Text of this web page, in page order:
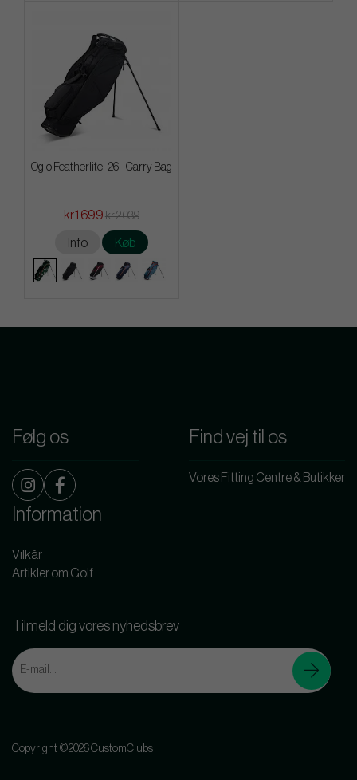
Ogio Featherlite -26 - Carry Bag
kr.1 699 kr.2 039
Info Køb
Følg os Find vej til os
Vores Fitting Centre & Butikker
Information
Vilkår
Artikler om Golf
Tilmeld dig vores nyhedsbrev
Copyright ©2026 CustomClubs